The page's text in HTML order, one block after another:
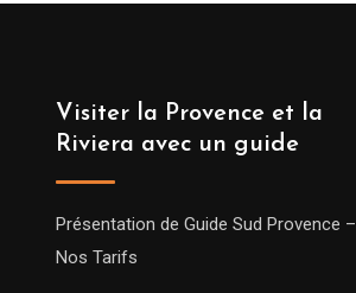
Visiter la Provence et la
Riviera avec un guide
Présentation de Guide Sud Provence –
Nos Tarifs